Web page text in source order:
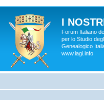
I
Forum Italiano
per lo Studio
Genealogico
www.iagi.info